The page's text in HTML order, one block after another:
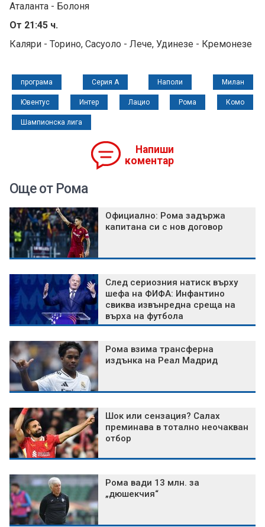
Аталанта - Болоня
От 21:45 ч.
Каляри - Торино, Сасуоло - Лече, Удинезе - Кремонезе
програма Серия А Наполи Милан
Ювентус Интер Лацио Рома Комо
Шампионска лига
Напиши
коментар
Още от Рома
Официално: Рома задържа
капитана си с нов договор
След сериозния натиск върху
шефа на ФИФА: Инфантино
свиква извънредна среща на
върха на футбола
Рома взима трансферна
издънка на Реал Мадрид
Шок или сензация? Салах
преминава в тотално неочакван
отбор
Рома вади 13 млн. за
„дюшекчия“